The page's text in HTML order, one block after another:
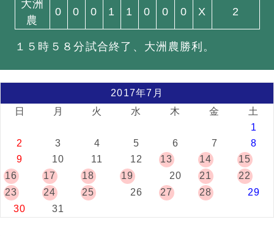
大洲
農
0 0 0 1 1 0 0 0 X 2
１５時５８分試合終了、大洲農勝利。
2017年7月
日
月 火 水 木 金
土
1
2
3 4 5 6 7
8
9
10 11 12 13 14
15
16
17 18 19 20 21
22
23
24 25 26 27 28
29
30
31